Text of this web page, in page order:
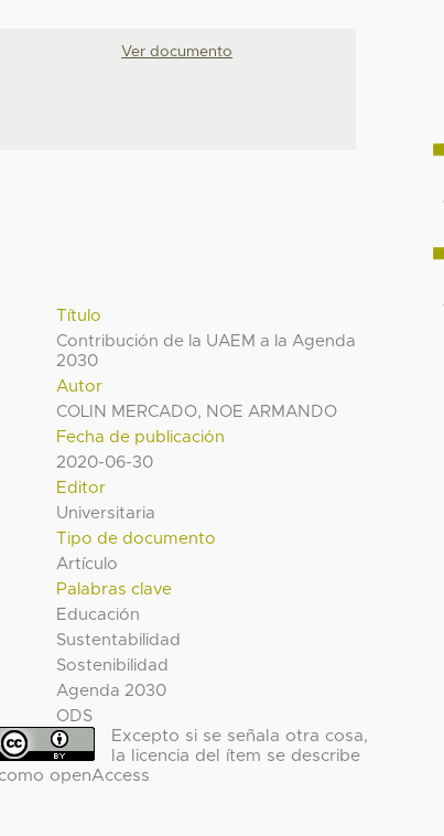
Ver documento
Título
Contribución de la UAEM a la Agenda
2030
Autor
COLIN MERCADO, NOE ARMANDO
Fecha de publicación
2020-06-30
Editor
Universitaria
Tipo de documento
Artículo
Palabras clave
Educación
Sustentabilidad
Sostenibilidad
Agenda 2030
ODS
Excepto si se señala otra cosa,
la licencia del ítem se describe
como openAccess